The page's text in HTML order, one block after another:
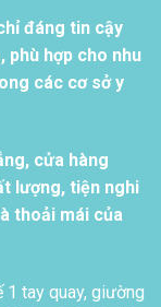
đáng tin cậy
phù hợp cho nhu
các cơ sở y
cửa hàng
lượng, tiện nghi
thoải mái của
tay quay, giường